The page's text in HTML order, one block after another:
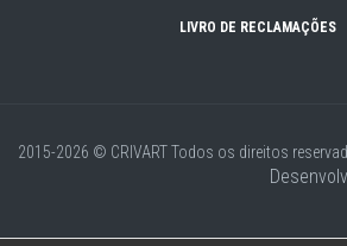
LIVRO DE RECLAMAÇÕES
2015-2026 © CRIVARTTodos os direitos